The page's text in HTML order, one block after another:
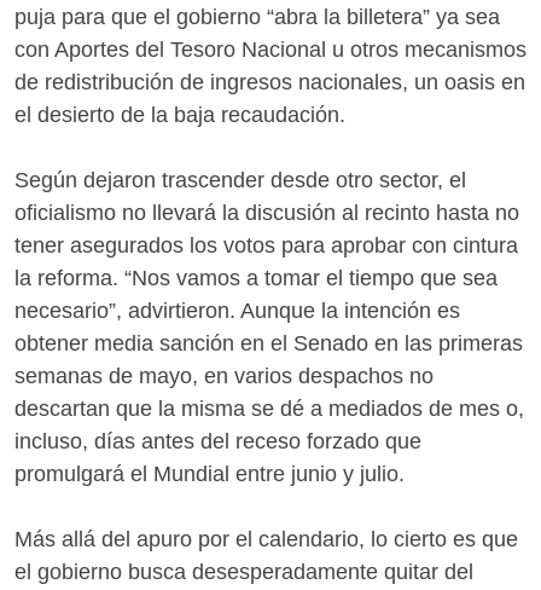
puja para que el gobierno “abra la billetera” ya sea
con Aportes del Tesoro Nacional u otros mecanismos
de redistribución de ingresos nacionales, un oasis en
el desierto de la baja recaudación.
Según dejaron trascender desde otro sector, el
oficialismo no llevará la discusión al recinto hasta no
tener asegurados los votos para aprobar con cintura
la reforma. “Nos vamos a tomar el tiempo que sea
necesario”, advirtieron. Aunque la intención es
obtener media sanción en el Senado en las primeras
semanas de mayo, en varios despachos no
descartan que la misma se dé a mediados de mes o,
incluso, días antes del receso forzado que
promulgará el Mundial entre junio y julio.
Más allá del apuro por el calendario, lo cierto es que
el gobierno busca desesperadamente quitar del